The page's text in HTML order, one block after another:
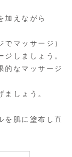
加えながら
でマッサージ）
しましょう。
的なマッサージ
ましょう。
を肌に塗布し直